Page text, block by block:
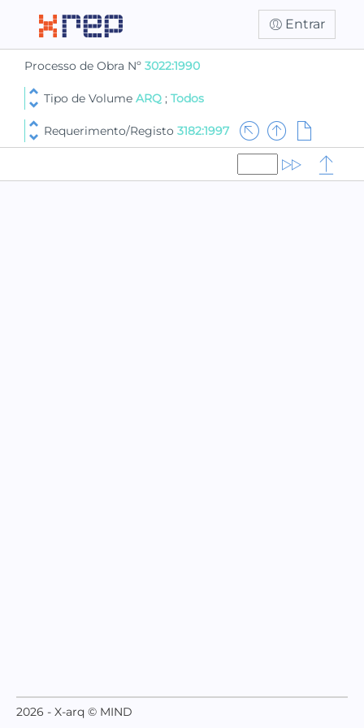
Entrar
Processo de Obra Nº 3022:1990
Tipo de Volume ARQ ; Todos
Requerimento/Registo 3182:1997
2026 - X-arq © MIND